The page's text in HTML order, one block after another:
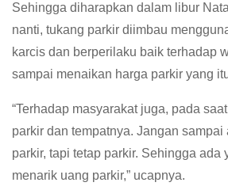
Sehingga diharapkan dalam libur
nanti, tukang parkir diimbau
karcis dan berperilaku baik terhadap
sampai menaikan harga parkir yang
“Terhadap masyarakat juga, pada
parkir dan tempatnya. Jangan sampai
parkir, tapi tetap parkir. Sehingga ada
menarik uang parkir,” ucapnya.